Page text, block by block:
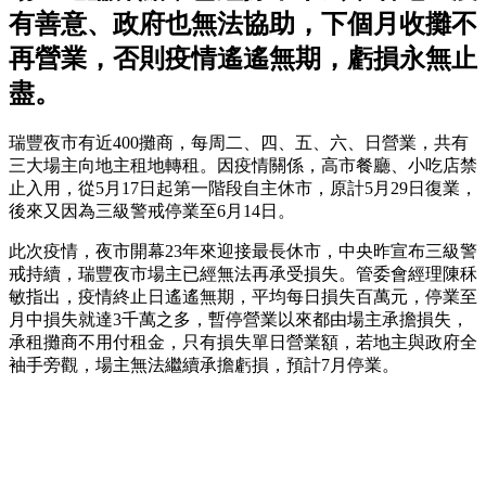
有善意、政府也無法協助，下個月收攤不
再營業，否則疫情遙遙無期，虧損永無止
盡。
瑞豐夜市有近400攤商，每周二、四、五、六、日營業，共有
三大場主向地主租地轉租。因疫情關係，高市餐廳、小吃店禁
止入用，從5月17日起第一階段自主休市，原計5月29日復業，
後來又因為三級警戒停業至6月14日。
此次疫情，夜市開幕23年來迎接最長休市，中央昨宣布三級警
戒持續，瑞豐夜市場主已經無法再承受損失。管委會經理陳秝
敏指出，疫情終止日遙遙無期，平均每日損失百萬元，停業至
月中損失就達3千萬之多，暫停營業以來都由場主承擔損失，
承租攤商不用付租金，只有損失單日營業額，若地主與政府全
袖手旁觀，場主無法繼續承擔虧損，預計7月停業。